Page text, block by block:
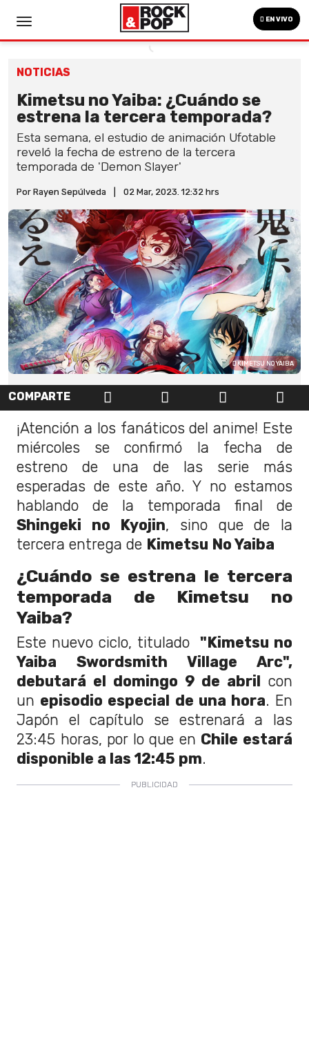
EN VIVO
NOTICIAS
Kimetsu no Yaiba: ¿Cuándo se
estrena la tercera temporada?
Esta semana, el estudio de animación Ufotable
reveló la fecha de estreno de la tercera
temporada de 'Demon Slayer'
Por Rayen Sepúlveda 02 Mar, 2023. 12:32 hrs
KIMETSU NO YAIBA
COMPARTE
¡Atención a los fanáticos del anime! Este
miércoles se confirmó la fecha de
estreno de una de las serie más
esperadas de este año. Y no estamos
hablando de la temporada final de
Shingeki no Kyojin, sino que de la
tercera entrega de Kimetsu No Yaiba
¿Cuándo se estrena le tercera
temporada de Kimetsu no
Yaiba?
Este nuevo ciclo, titulado "Kimetsu no
Yaiba Swordsmith Village Arc",
debutará el domingo 9 de abril con
un episodio especial de una hora. En
Japón el capítulo se estrenará a las
23:45 horas, por lo que en Chile estará
disponible a las 12:45 pm.